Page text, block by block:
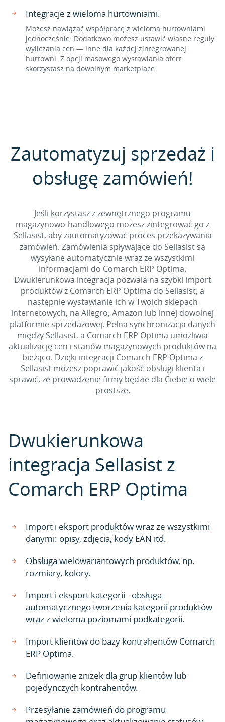
Integracje z wieloma hurtowniami.
Możesz nawiązać współpracę z wieloma hurtowniami
jednocześnie. Dodatkowo możesz ustawić własne reguły
wyliczania cen — inne dla każdej zintegrowanej
hurtowni. Z opcji masowego wystawiania ofert
skorzystasz na dowolnym marketplace.
Zautomatyzuj sprzedaż i
obsługę zamówień!
Jeśli korzystasz z zewnętrznego programu
magazynowo-handlowego możesz zintegrować go z
Sellasist, aby zautomatyzować proces przekazywania
zamówień. Zamówienia spływające do Sellasist są
wysyłane automatycznie wraz ze wszystkimi
informacjami do Comarch ERP Optima.
Dwukierunkowa integracja pozwala na szybki import
produktów z Comarch ERP Optima do Sellasist, a
następnie wystawianie ich w Twoich sklepach
internetowych, na Allegro, Amazon lub innej dowolnej
platformie sprzedażowej. Pełna synchronizacja danych
między Sellasist, a Comarch ERP Optima umożliwia
aktualizację cen i stanów magazynowych produktów na
bieżąco. Dzięki integracji Comarch ERP Optima z
Sellasist możesz poprawić jakość obsługi klienta i
sprawić, że prowadzenie firmy będzie dla Ciebie o wiele
prostsze.
Dwukierunkowa
integracja Sellasist z
Comarch ERP Optima
Import i eksport produktów wraz ze wszystkimi
danymi: opisy, zdjęcia, kody EAN itd.
Obsługa wielowariantowych produktów, np.
rozmiary, kolory.
Import i eksport kategorii - obsługa
automatycznego tworzenia kategorii produktów
wraz z wieloma poziomami podkategorii.
Import klientów do bazy kontrahentów Comarch
ERP Optima.
Definiowanie zniżek dla grup klientów lub
pojedynczych kontrahentów.
Przesyłanie zamówień do programu